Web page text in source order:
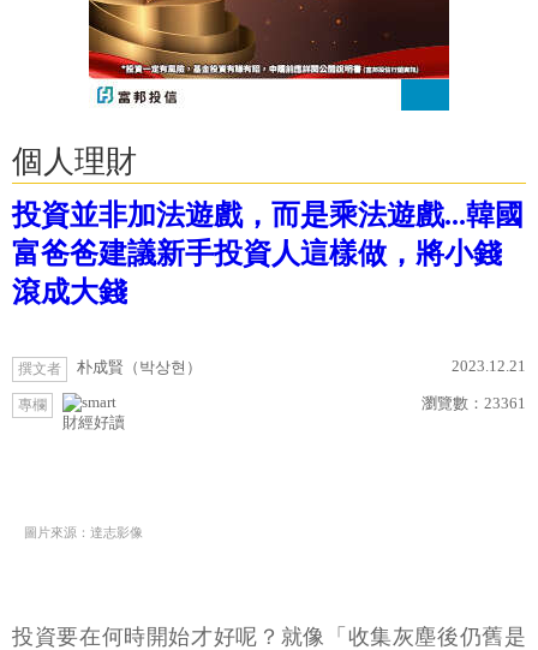
個人理財
投資並非加法遊戲，而是乘法遊戲...韓國
富爸爸建議新手投資人這樣做，將小錢
滾成大錢
撰文者 朴成賢（박상현） 2023.12.21
專欄
財經好讀
瀏覽數： 23361
圖片來源：達志影像
投資要在何時開始才好呢？就像「收集灰塵後仍舊是